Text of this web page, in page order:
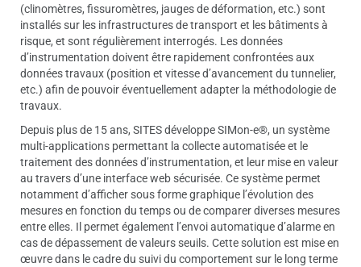
(clinomètres, fissuromètres, jauges de déformation, etc.) sont
installés sur les infrastructures de transport et les bâtiments à
risque, et sont régulièrement interrogés. Les données
d’instrumentation doivent être rapidement confrontées aux
données travaux (position et vitesse d’avancement du tunnelier,
etc.) afin de pouvoir éventuellement adapter la méthodologie de
travaux.
Depuis plus de 15 ans, SITES développe SIMon-e®, un système
multi-applications permettant la collecte automatisée et le
traitement des données d’instrumentation, et leur mise en valeur
au travers d’une interface web sécurisée. Ce système permet
notamment d’afficher sous forme graphique l’évolution des
mesures en fonction du temps ou de comparer diverses mesures
entre elles. Il permet également l’envoi automatique d’alarme en
cas de dépassement de valeurs seuils. Cette solution est mise en
œuvre dans le cadre du suivi du comportement sur le long terme